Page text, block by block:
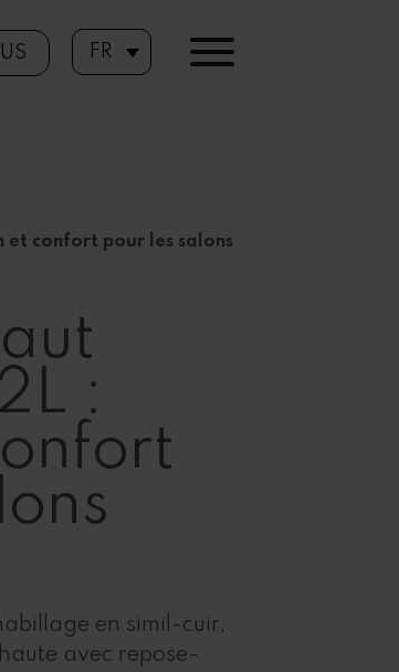
FR
et confort pour les salons
:
en simil-cuir,
avec repose-